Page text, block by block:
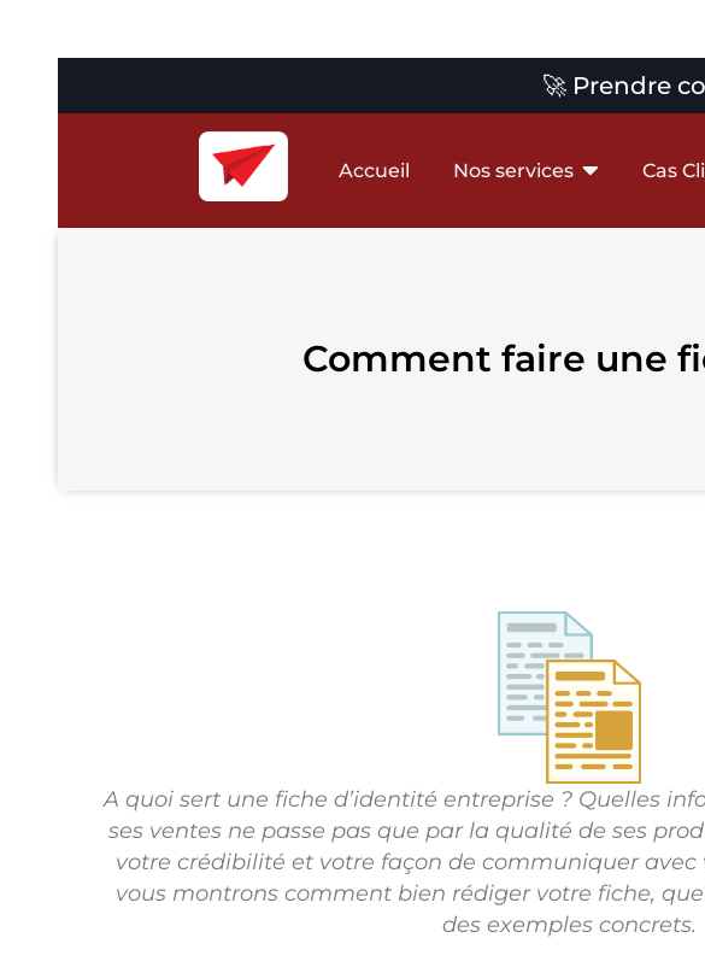
🚀 Prendre
Accueil Nos services Cas
Comment faire une
A quoi sert une fiche d’identité entreprise ? Quelles
ses ventes ne passe pas que par la qualité de ses
votre crédibilité et votre façon de communiquer avec
vous montrons comment bien rédiger votre fiche,
des exemples concrets.